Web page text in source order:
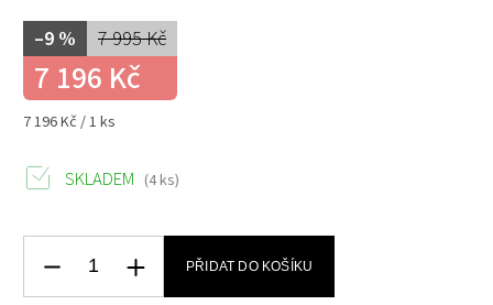
7 995 Kč
–9 %
7 196 Kč / 1 ks
7 196 Kč
SKLADEM (4 ks)
PŘIDAT DO KOŠÍKU